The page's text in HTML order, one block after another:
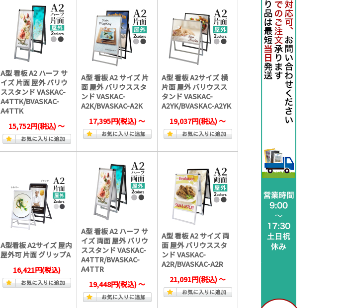
A型 看板 A2 ハーフ サ
イズ 片面 屋外 バリウ
ススタンド VASKAC-
A4TTK/BVASKAC-
A4TTK
15,752円(税込)～
A型 看板 A2 サイズ 片
面 屋外 バリウススタ
ンド VASKAC-
A2K/BVASKAC-A2K
17,395円(税込)～
A型 看板 A2サイズ 横
片面 屋外 バリウスス
タンド VASKAC-
A2YK/BVASKAC-A2YK
19,037円(税込)～
A型看板 A2サイズ 屋内
屋外可 片面 グリップA
16,421円(税込)
A型 看板 A2 ハーフ サ
イズ 両面 屋外 バリウ
ススタンド VASKAC-
A4TTR/BVASKAC-
A4TTR
19,448円(税込)～
A型 看板 A2 サイズ 両
面 屋外 バリウススタ
ンド VASKAC-
A2R/BVASKAC-A2R
21,091円(税込)～